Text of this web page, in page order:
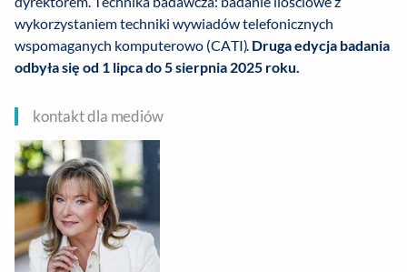
wykorzystaniem techniki wywiadów telefonicznych
wspomaganych komputerowo (CATI). Druga edycja badania
odbyła się od 1 lipca do 5 sierpnia 2025 roku.
kontakt dla mediów